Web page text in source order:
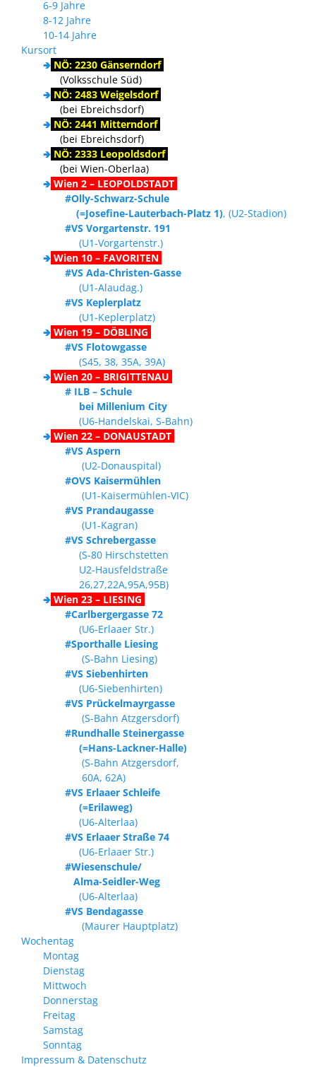
6-9 Jahre
8-12 Jahre
10-14 Jahre
Kursort
🢂 NÖ: 2230 Gänserndorf
(Volksschule Süd)
🢂 NÖ: 2483 Weigelsdorf
(bei Ebreichsdorf)
🢂 NÖ: 2441 Mitterndorf
(bei Ebreichsdorf)
🢂 NÖ: 2333 Leopoldsdorf
(bei Wien-Oberlaa)
🢂 Wien 2 – LEOPOLDSTADT
#Olly-Schwarz-Schule
(=Josefine-Lauterbach-Platz 1), (U2-Stadion)
#VS Vorgartenstr. 191
(U1-Vorgartenstr.)
🢂 Wien 10 – FAVORITEN
#VS Ada-Christen-Gasse
(U1-Alaudag.)
#VS Keplerplatz
(U1-Keplerplatz)
🢂 Wien 19 – DÖBLING
#VS Flotowgasse
(S45, 38, 35A, 39A)
🢂 Wien 20 – BRIGITTENAU
# ILB – Schule
bei Millenium City
(U6-Handelskai, S-Bahn)
🢂 Wien 22 – DONAUSTADT
#VS Aspern
(U2-Donauspital)
#OVS Kaisermühlen
(U1-Kaisermühlen-VIC)
#VS Prandaugasse
(U1-Kagran)
#VS Schrebergasse
(S-80 Hirschstetten
U2-Hausfeldstraße
26,27,22A,95A,95B)
🢂 Wien 23 – LIESING
#Carlbergergasse 72
(U6-Erlaaer Str.)
#Sporthalle Liesing
(S-Bahn Liesing)
#VS Siebenhirten
(U6-Siebenhirten)
#VS Prückelmayrgasse
(S-Bahn Atzgersdorf)
#Rundhalle Steinergasse
(=Hans-Lackner-Halle)
(S-Bahn Atzgersdorf,
60A, 62A)
#VS Erlaaer Schleife
(=Erilaweg)
(U6-Alterlaa)
#VS Erlaaer Straße 74
(U6-Erlaaer Str.)
#Wiesenschule/
Alma-Seidler-Weg
(U6-Alterlaa)
#VS Bendagasse
(Maurer Hauptplatz)
Wochentag
Montag
Dienstag
Mittwoch
Donnerstag
Freitag
Samstag
Sonntag
Impressum & Datenschutz